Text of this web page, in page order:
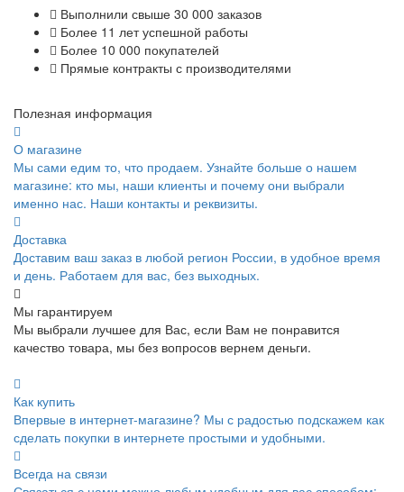
Выполнили свыше 30 000 заказов
Более 11 лет успешной работы
Более 10 000 покупателей
Прямые контракты с производителями
Полезная информация
О магазине
Мы сами едим то, что продаем. Узнайте больше о нашем
магазине: кто мы, наши клиенты и почему они выбрали
именно нас. Наши контакты и реквизиты.
Доставка
Доставим ваш заказ в любой регион России, в удобное время
и день. Работаем для вас, без выходных.
Мы гарантируем
Мы выбрали лучшее для Вас, если Вам не понравится
качество товара, мы без вопросов вернем деньги.
Как купить
Впервые в интернет-магазине? Мы с радостью подскажем как
сделать покупки в интернете простыми и удобными.
Всегда на связи